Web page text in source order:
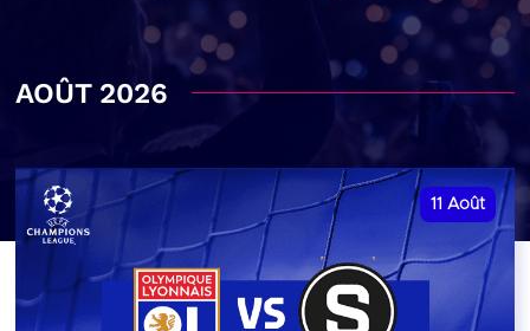
AOÛT 2026
11 Août